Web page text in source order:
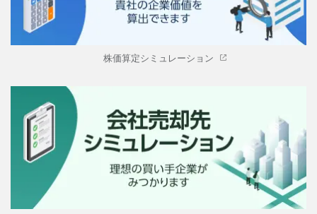
株価算定シミュレーション